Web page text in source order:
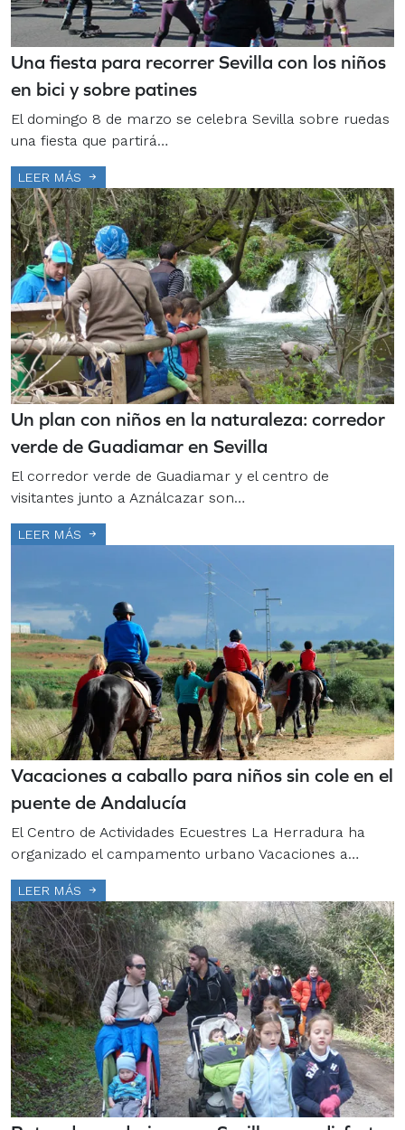
Una fiesta para recorrer Sevilla con los niños
en bici y sobre patines
El domingo 8 de marzo se celebra Sevilla sobre ruedas
una fiesta que partirá…
LEER MÁS
Un plan con niños en la naturaleza: corredor
verde de Guadiamar en Sevilla
El corredor verde de Guadiamar y el centro de
visitantes junto a Aználcazar son…
LEER MÁS
Vacaciones a caballo para niños sin cole en el
puente de Andalucía
El Centro de Actividades Ecuestres La Herradura ha
organizado el campamento urbano Vacaciones a…
LEER MÁS